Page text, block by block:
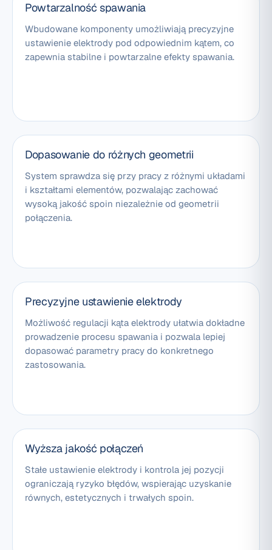
Powtarzalność spawania
Wbudowane komponenty umożliwiają precyzyjne
ustawienie elektrody pod odpowiednim kątem, co
zapewnia stabilne i powtarzalne efekty spawania.
Dopasowanie do różnych geometrii
System sprawdza się przy pracy z różnymi układami
i kształtami elementów, pozwalając zachować
wysoką jakość spoin niezależnie od geometrii
połączenia.
Precyzyjne ustawienie elektrody
Możliwość regulacji kąta elektrody ułatwia dokładne
prowadzenie procesu spawania i pozwala lepiej
dopasować parametry pracy do konkretnego
zastosowania.
Wyższa jakość połączeń
Stałe ustawienie elektrody i kontrola jej pozycji
ograniczają ryzyko błędów, wspierając uzyskanie
równych, estetycznych i trwałych spoin.